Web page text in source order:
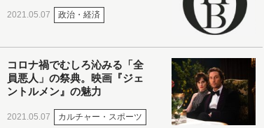
2021.05.07 政治・経済
コロナ禍でむしろ沁みる「全
員悪人」の祭典。映画『ジェ
ントルメン』の魅力
2021.05.07 カルチャー・スポーツ